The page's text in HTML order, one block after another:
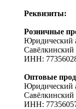
Реквизиты:
Розничные
Юридический
ИНН:
Оптовые
Юридический
ИНН: